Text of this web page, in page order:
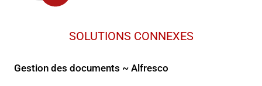
SOLUTIONS CONNEXES
Gestion des documents ~ Alfresco